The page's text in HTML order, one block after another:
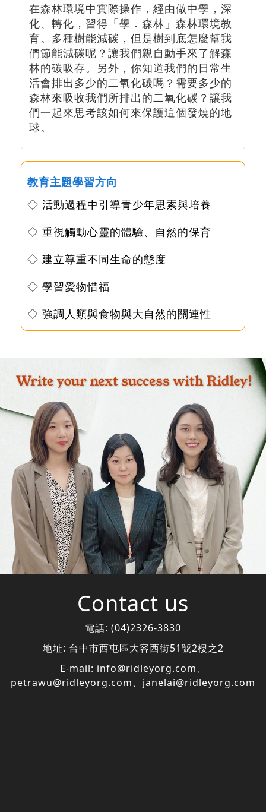
在森林環境中實際操作，經由做中學，深
化、轉化，習得「學．森林」森林環境教
育。多種樹能減碳，但是樹到底怎麼幫我
們節能減碳呢？讓我們親自動手來了解森
林的碳吸存。另外，你知道我們的日常生
活會排出多少的二氧化碳嗎？需要多少的
森林來吸收我們所排出的二氧化碳？讓我
們一起來思考該如何來保護這個發燒的地
球。
教育主題學習方向
◇ 活動過程中引導青少年思索與培養
◇ 重視觸動心靈的體驗、自然的保育
◇ 建立尊重不同生命的態度
◇ 學習愛物惜福
◇ 強調人類與食物與大自然的關連性
Contact us
電話: (04)2326-3830
地址: 台中市西屯區大容西街51號2樓之2
E-mail: info@ridleyorg.com、
petrawu@ridleyorg.com、 janelai@ridleyorg.com